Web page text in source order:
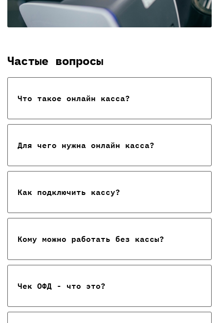
Частые вопросы
Что такое онлайн касса?
Для чего нужна онлайн касса?
Как подключить кассу?
Кому можно работать без кассы?
Чек ОФД - что это?